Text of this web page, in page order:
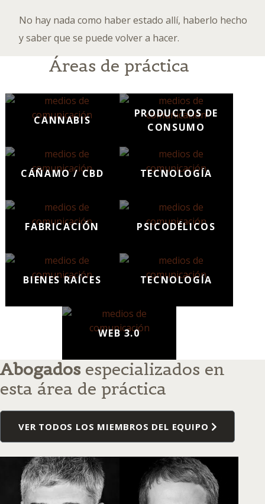
No hay nada como haber estado allí, haberlo hecho
y saber que se puede volver a hacer.
Áreas de práctica
CANNABIS
PRODUCTOS DE
CONSUMO
CÁÑAMO / CBD TECNOLOGÍA
FABRICACIÓN PSICODÉLICOS
BIENES RAÍCES TECNOLOGÍA
WEB 3.0
Abogados especializados en
esta área de práctica
VER TODOS LOS MIEMBROS DEL EQUIPO